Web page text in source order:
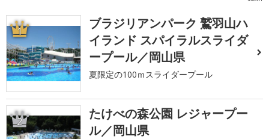
1
ブラジリアンパーク 鷲羽山ハ
イランド スパイラルスライダ
ープール／岡山県
夏限定の100ｍスライダープール
2
たけべの森公園 レジャープー
ル／岡山県